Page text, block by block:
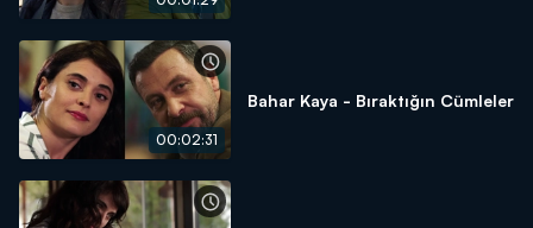
00:02:31
Bahar Kaya - Bıraktığın Cümleler